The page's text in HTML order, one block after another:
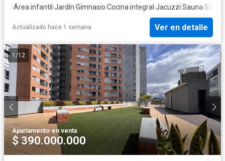
·Área infantil·Jardín·Gimnasio·Cocina integral·Jacuzzi·Sauna·
Actualizado hace 1 semana Ver en detalle
1 /12
Apartamento·en venta
$ 390.000.000